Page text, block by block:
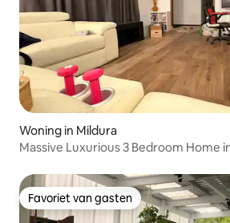
Woning in Mildura
Massive Luxurious 3 Bedroom Home
Favoriet van gasten
Favoriet van gasten